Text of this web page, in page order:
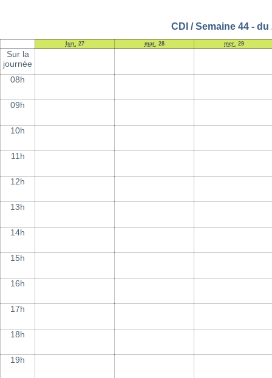
CDI / Semaine 44 -
lun. 27 mar. 28 mer. 29
Sur la
journée
08h
09h
10h
11h
12h
13h
14h
15h
16h
17h
18h
19h